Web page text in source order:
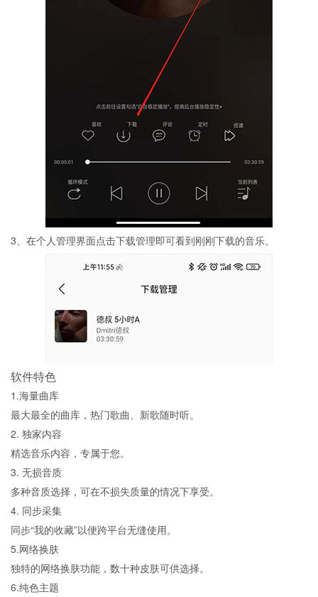
3、在个人管理界面点击下载管理即可看到刚刚下载的音乐。
软件特色
1.海量曲库
最大最全的曲库，热门歌曲、新歌随时听。
2. 独家内容
精选音乐内容，专属于您。
3. 无损音质
多种音质选择，可在不损失质量的情况下享受。
4. 同步采集
同步“我的收藏”以便跨平台无缝使用。
5.网络换肤
独特的网络换肤功能，数十种皮肤可供选择。
6.纯色主题